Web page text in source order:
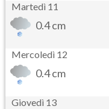
Martedì 11
0.4 cm
Mercoledì 12
0.4 cm
Giovedì 13